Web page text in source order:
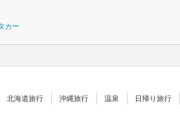
カー
北海道旅行 沖縄旅行 温泉 日帰り旅行